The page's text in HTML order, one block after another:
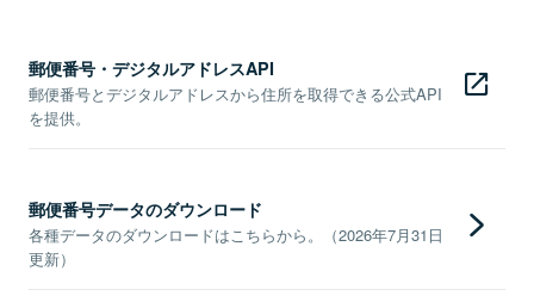
郵便番号・デジタルアドレスAPI
郵便番号とデジタルアドレスから住所を取得できる公式API
を提供。
郵便番号データのダウンロード
各種データのダウンロードはこちらから。（2026年7月31日
更新）